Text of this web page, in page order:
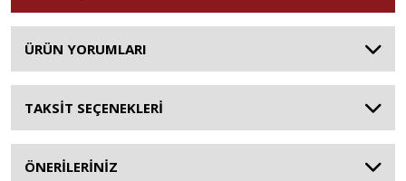
ÜRÜN YORUMLARI
TAKSİT SEÇENEKLERİ
ÖNERİLERİNİZ